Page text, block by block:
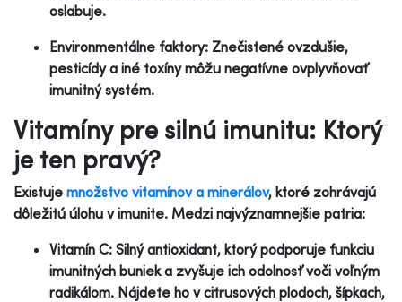
oslabuje.
Environmentálne faktory: Znečistené ovzdušie,
pesticídy a iné toxíny môžu negatívne ovplyvňovať
imunitný systém.
Vitamíny pre silnú imunitu: Ktorý
je ten pravý?
Existuje množstvo vitamínov a minerálov, ktoré zohrávajú
dôležitú úlohu v imunite. Medzi najvýznamnejšie patria:
Vitamín C: Silný antioxidant, ktorý podporuje funkciu
imunitných buniek a zvyšuje ich odolnosť voči voľným
radikálom. Nájdete ho v citrusových plodoch, šípkach,